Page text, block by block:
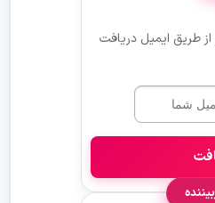
طریق ایمیل دریافت